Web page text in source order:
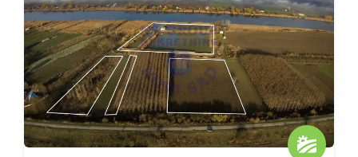
Ekskluzivna ponuda